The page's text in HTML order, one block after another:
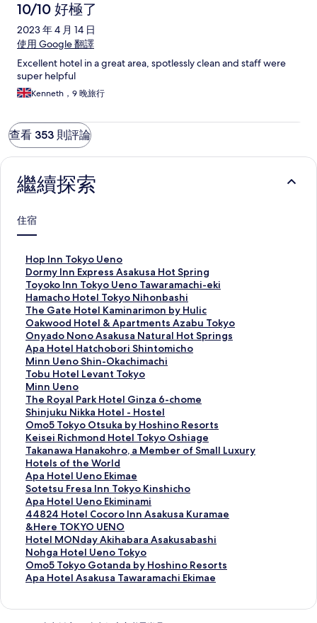
10/10 好極了
2023 年 4 月 14 日
使用 Google 翻譯
Excellent hotel in a great area, spotlessly clean and staff were
super helpful
Kenneth，9 晚旅行
查看 353 則評論
繼續探索
住宿
Hop Inn Tokyo Ueno
H
o
p
I
n
n
T
o
k
y
o
U
e
n
o
的
連
結
Dormy Inn Express Asakusa Hot Spring
D
o
r
m
y
I
n
n
E
x
p
r
e
s
s
A
s
a
k
u
s
a
H
o
t
Toyoko Inn Tokyo Ueno Tawaramachi-eki
T
o
y
o
k
o
I
n
n
T
o
k
y
o
U
e
n
o
T
a
w
a
r
a
Hamacho Hotel Tokyo Nihonbashi
H
a
m
a
c
h
o
H
o
t
e
l
T
o
k
y
o
N
i
h
o
n
b
The Gate Hotel Kaminarimon by Hulic
T
h
e
G
a
t
e
H
o
t
e
l
K
a
m
i
n
a
r
i
m
o
Oakwood Hotel & Apartments Azabu Tokyo
O
a
k
w
o
o
d
H
o
t
e
l
&
A
p
a
r
t
m
e
n
Onyado Nono Asakusa Natural Hot Springs
O
n
y
a
d
o
N
o
n
o
A
s
a
k
u
s
a
N
a
t
Apa Hotel Hatchobori Shintomicho
A
p
a
H
o
t
e
l
H
a
t
c
h
o
b
o
r
i
S
Minn Ueno Shin-Okachimachi
M
i
n
n
U
e
n
o
S
h
i
n
-
O
k
a
c
h
Tobu Hotel Levant Tokyo
T
o
b
u
H
o
t
e
l
L
e
v
a
n
t
T
o
Minn Ueno
M
i
n
n
U
e
n
o
的
連
結
The Royal Park Hotel Ginza 6-chome
T
h
e
R
o
y
a
l
P
a
r
k
H
o
t
Shinjuku Nikka Hotel - Hostel
S
h
i
n
j
u
k
u
N
i
k
k
a
H
Omo5 Tokyo Otsuka by Hoshino Resorts
O
m
o
5
T
o
k
y
o
O
t
s
u
Keisei Richmond Hotel Tokyo Oshiage
K
e
i
s
e
i
R
i
c
h
m
o
Takanawa Hanakohro, a Member of Small Luxury
Hotels of the World
T
a
k
a
n
a
w
a
H
a
n
Apa Hotel Ueno Ekimae
A
p
a
H
o
t
e
l
U
Sotetsu Fresa Inn Tokyo Kinshicho
S
o
t
e
t
s
u
F
Apa Hotel Ueno Ekiminami
A
p
a
H
o
t
e
44824 Hotel Cocoro Inn Asakusa Kuramae
4
4
8
2
4
H
&Here TOKYO UENO
&
H
e
r
e
Hotel MONday Akihabara Asakusabashi
H
o
t
e
Nohga Hotel Ueno Tokyo
N
o
h
Omo5 Tokyo Gotanda by Hoshino Resorts
O
m
Apa Hotel Asakusa Tawaramachi Ekimae
A